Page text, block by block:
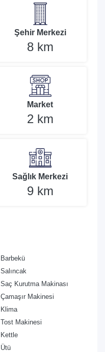
Şehir Merkezi
8 km
Market
2 km
Sağlık Merkezi
9 km
Barbekü
Salıncak
Saç Kurutma Makinası
Çamaşır Makinesi
Klima
Tost Makinesi
Kettle
Ütü